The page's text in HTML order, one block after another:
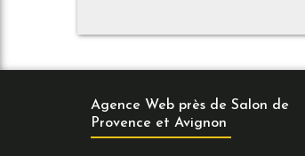
Agence Web près de Salon de
Provence et Avignon